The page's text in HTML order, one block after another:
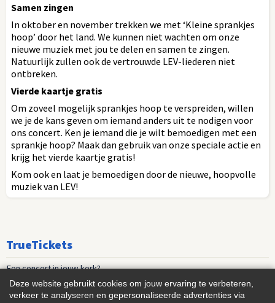
Samen zingen
In oktober en november trekken we met ‘Kleine sprankjes
hoop’ door het land. We kunnen niet wachten om onze
nieuwe muziek met jou te delen en samen te zingen.
Natuurlijk zullen ook de vertrouwde LEV-liederen niet
ontbreken.
Vierde kaartje gratis
Om zoveel mogelijk sprankjes hoop te verspreiden, willen
we je de kans geven om iemand anders uit te nodigen voor
ons concert. Ken je iemand die je wilt bemoedigen met een
sprankje hoop? Maak dan gebruik van onze speciale actie en
krijg het vierde kaartje gratis!
Kom ook en laat je bemoedigen door de nieuwe, hoopvolle
muziek van LEV!
TrueTickets
Een concert in jouw kerk?
Playlist nieuwe muziek
Deze website gebruikt cookies om jouw ervaring te verbeteren,
verkeer te analyseren en gepersonaliseerde advertenties via